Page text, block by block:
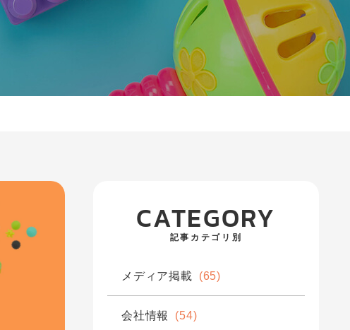
CATEGORY
記事カテゴリ別
メディア掲載 (65)
会社情報 (54)